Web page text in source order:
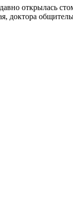
открылась
доктора